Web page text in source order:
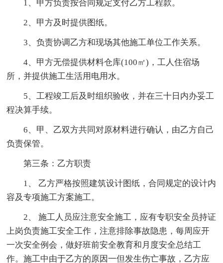
1、甲方负责按合同规定支付乙方工程款。
2、甲方及时提供图纸。
3、负责协调乙方和现场其他施工单位工作关系。
4、甲方无偿提供材料仓库(100㎡)，工人住宿场
所，并提供施工生活用电用水。
5、工程竣工后及时组织验收，并在三十日内办妥工
程决算手续。
6、甲、乙双方共同对原材料进行确认，由乙方自己
负责保管。
第三条：乙方职责
1、 乙方严格按照建筑设计图纸，合同规定的设计内
容及专项施工方案施工。
2、 施工人员应注意安全施工，应有专职安全员持证
上岗负责施工安全工作，注意排除事故隐患，每周应开
一次安全例会，做好班前安全教育和月度安全总结工
作。施工中由于乙方的原因一但发生伤亡事故，乙方应